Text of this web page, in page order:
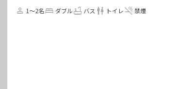
1～2名 ダブル バス トイレ 禁煙